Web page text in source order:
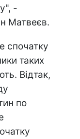
-
Матвеєв.
спочатку
таких
Відтак,
по